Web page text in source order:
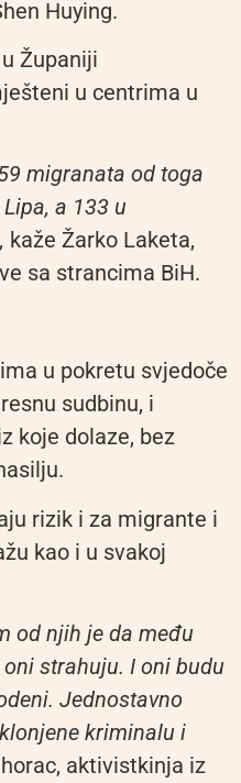
Huying.
Županiji
u centrima u
migranata od toga
a 133 u
kaže Žarko Laketa,
sa strancima BiH.
u pokretu svjedoče
sudbinu, i
koje dolaze, bez
rizik i za migrante i
kao i u svakoj
od njih je da među
strahuju. I oni budu
Jednostavno
kriminalu i
aktivistkinja iz